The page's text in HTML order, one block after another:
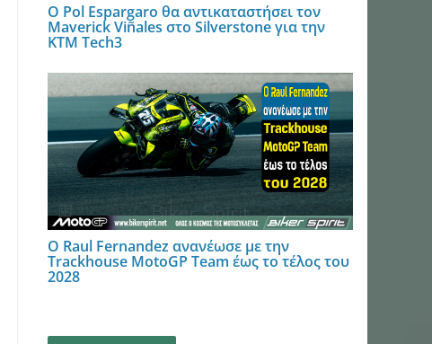
Ο Pol Espargaro θα αντικαταστήσει τον
Maverick Viñales στο Silverstone για την
KTM Tech3
Ο Raul Fernandez ανανέωσε με την
Trackhouse MotoGP Team έως το τέλος του
2028